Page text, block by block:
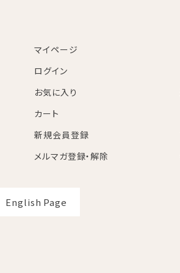
マイページ
ログイン
お気に入り
カート
新規会員登録
メルマガ登録・解除
English Page